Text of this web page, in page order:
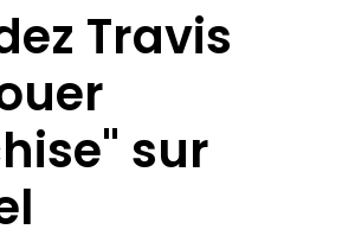
Travis
sur